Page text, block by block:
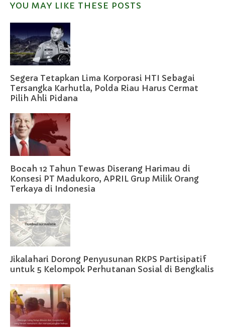
YOU MAY LIKE THESE POSTS
Segera Tetapkan Lima Korporasi HTI Sebagai
Tersangka Karhutla, Polda Riau Harus Cermat
Pilih Ahli Pidana
Bocah 12 Tahun Tewas Diserang Harimau di
Konsesi PT Madukoro, APRIL Grup Milik Orang
Terkaya di Indonesia
Jikalahari Dorong Penyusunan RKPS Partisipatif
untuk 5 Kelompok Perhutanan Sosial di Bengkalis